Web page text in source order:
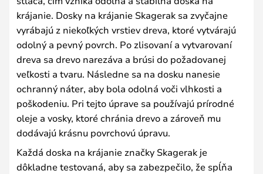
krájanie. Dosky na krájanie Skagerak sa zvyčajne
vyrábajú z niekoľkých vrstiev dreva, ktoré vytvárajú
odolný a pevný povrch. Po zlisovaní a vytvarovaní
dreva sa drevo narezáva a brúsi do požadovanej
veľkosti a tvaru. Následne sa na dosku nanesie
ochranný náter, aby bola odolná voči vlhkosti a
poškodeniu. Pri tejto úprave sa používajú prírodné
oleje a vosky, ktoré chránia drevo a zároveň mu
dodávajú krásnu povrchovú úpravu.
Každá doska na krájanie značky Skagerak je
dôkladne testovaná, aby sa zabezpečilo, že spĺňa